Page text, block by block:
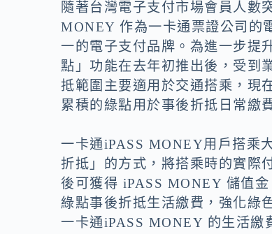
o
k
n
k
隨著台灣電子支付市場會員人數
MONEY 作為一卡通票證公司的
一的電子支付品牌。為進一步提
點」功能在去年初推出後，受到
抵範圍主要適用於交通搭乘，現
累積的綠點用於事後折抵日常繳
一卡通iPASS MONEY用戶搭乘
折抵」的方式，將搭乘時的實際
後可獲得 iPASS MONEY 儲值
綠點事後折抵生活繳費，強化綠
一卡通iPASS MONEY 的生活繳